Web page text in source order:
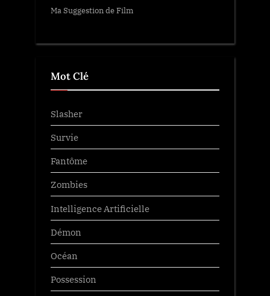
Ma Suggestion de Film
Mot Clé
Slasher
Survie
Fantôme
Zombies
Intelligence Artificielle
Démon
Océan
Possession